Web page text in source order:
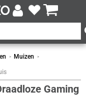
Muizen
Gaming